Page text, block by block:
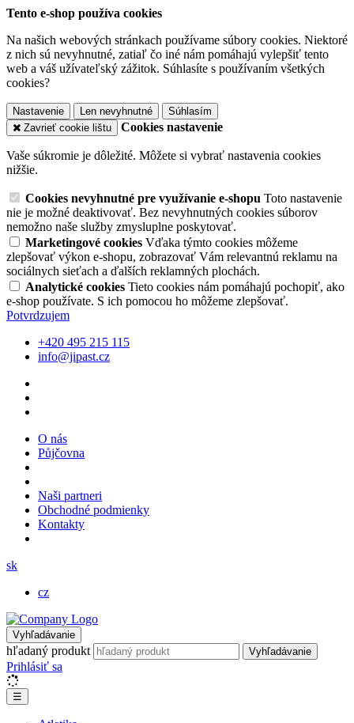
Tento e-shop používa cookies
Na našich webových stránkach používame súbory cookies. Niektoré
z nich sú nevyhnutné, zatiaľ čo iné nám pomáhajú vylepšiť tento
web a váš užívateľský zážitok. Súhlasíte s používaním všetkých
cookies?
Nastavenie Len nevyhnutné
Súhlasím
Zavrieť cookie lištu
Cookies nastavenie
Vaše súkromie je dôležité. Môžete si vybrať nastavenia cookies
nižšie.
Cookies nevyhnutné pre využívanie e-shopu Toto nastavenie
nie je možné deaktivovať. Bez nevyhnutných cookies súborov
nemožno naše služby zmysluplne poskytovať.
Marketingové cookies Vďaka týmto cookies môžeme
zlepšovať výkon e-shopu, zobrazovať Vám relevantnú reklamu na
sociálnych sieťach a ďalších reklamných plochách.
Analytické cookies Tieto cookies nám pomáhajú pochopiť, ako
e-shop používate. S ich pomocou ho môžeme zlepšovať.
Potvrdzujem
+420 495 215 115
info@jipast.cz
O nás
Půjčovna
Naši partneri
Obchodné podmienky
Kontakty
sk
cz
Vyhľadávanie
hľadaný produkt Vyhľadávanie
Prihlásiť sa
☰